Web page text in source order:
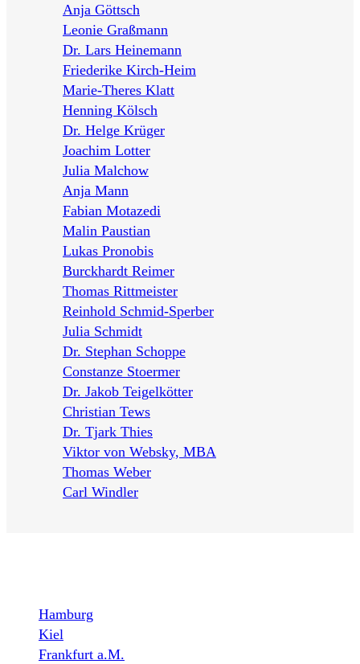
Anja Göttsch
Leonie Graßmann
Dr. Lars Heinemann
Friederike Kirch-Heim
Marie-Theres Klatt
Henning Kölsch
Dr. Helge Krüger
Joachim Lotter
Julia Malchow
Anja Mann
Fabian Motazedi
Malin Paustian
Lukas Pronobis
Burckhardt Reimer
Thomas Rittmeister
Reinhold Schmid-Sperber
Julia Schmidt
Dr. Stephan Schoppe
Constanze Stoermer
Dr. Jakob Teigelkötter
Christian Tews
Dr. Tjark Thies
Viktor von Websky, MBA
Thomas Weber
Carl Windler
Hamburg
Kiel
Frankfurt a.M.